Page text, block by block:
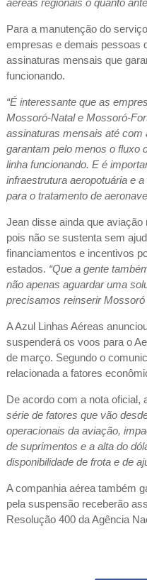
aéreas regionais o quanto
Para a manutenção do
empresas e demais pessoas
assinaturas mensais que
funcionando.
“É interessante que as
Mossoró-Natal e Mossoró-
assinaturas mensais até com
garantam pelo menos o fluxo
linha funcionando. E é
infraestrutura aeropotuária e
para o tratamento de
Jean disse ainda que
pois não se sustenta sem
financiamentos e incentivos
estados. “Que a gente
não apenas aguardar uma
precisamos reinserir Mossoró
A Azul Linhas Aéreas
suspenderá os voos para o
de março. Segundo o
relacionada a fatores
De acordo com a nota oficial,
série de fatores que vão
operacionais da aviação,
de suprimentos e a alta do
disponibilidade de frota e de
A companhia aérea também
pela suspensão receberão
Resolução 400 da Agência